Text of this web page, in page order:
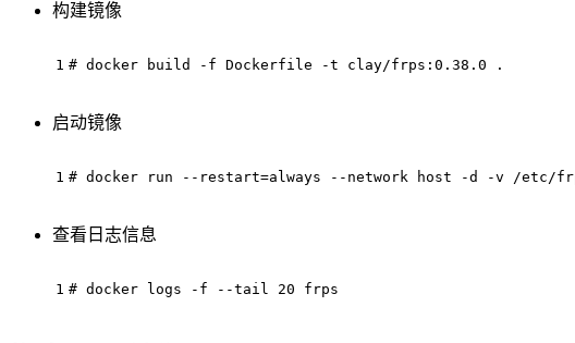
构建镜像
1 # docker build -f Dockerfile -t clay/frps:0.38.0 .
启动镜像
1 # docker run --restart=always --network host -d -v /etc/
查看日志信息
1 # docker logs -f --tail 20 frps